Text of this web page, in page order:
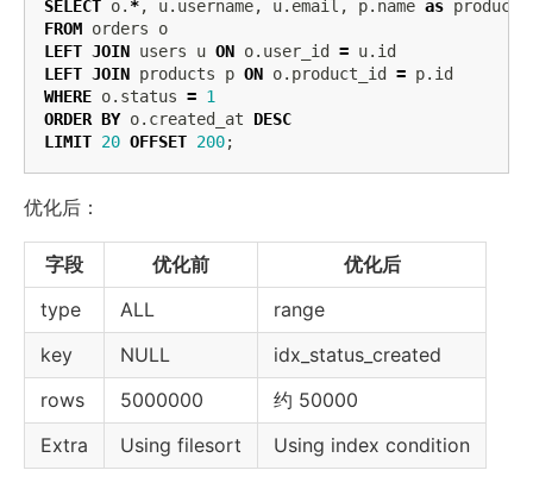
SELECT o. *, u. username, u. email , p. name as
FROM orders
o
LEFT JOIN users u ON o. user_id = u. id
LEFT JOIN products p ON o. product_id = p. id
WHERE o. status = 1
ORDER BY o. created_at
DESC
LIMIT 20 OFFSET 200;
优化后：
字段 优化前
优化后
type
ALL
range
key
NULL
idx_status_created
rows
5000000
约 50000
Extra
Using filesort Using index condition